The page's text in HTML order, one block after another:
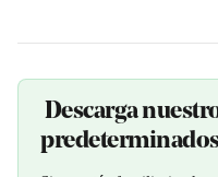
Descarga